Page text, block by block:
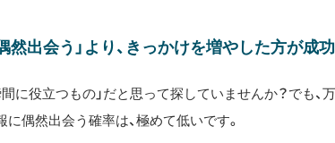
然出会う」より、きっかけを増やした方が成
に役立つもの」だと思って探していませんか？でも、
偶然出会う確率は、極めて低いです。